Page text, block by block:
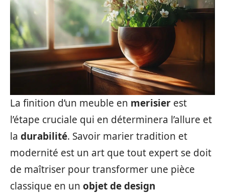
La finition d’un meuble en merisier est
l’étape cruciale qui en déterminera l’allure et
la durabilité. Savoir marier tradition et
modernité est un art que tout expert se doit
de maîtriser pour transformer une pièce
classique en un objet de design